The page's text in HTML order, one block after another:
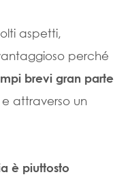
aspetti,
perché
brevi gran parte
e attraverso un
è piuttosto